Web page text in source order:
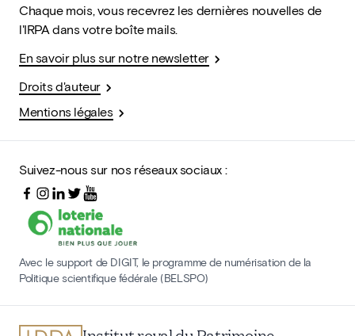
Chaque mois, vous recevrez les dernières nouvelles de
l'IRPA dans votre boîte mails.
En savoir plus sur notre newsletter
Droits d'auteur
Mentions légales
Suivez-nous sur nos réseaux sociaux :
Avec le support de DIGIT, le programme de numérisation de la
Politique scientifique fédérale (BELSPO)